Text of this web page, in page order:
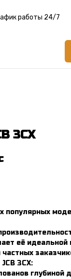
работы 24/7
3CX
популярных
её идеальной
3CX:
глубиной